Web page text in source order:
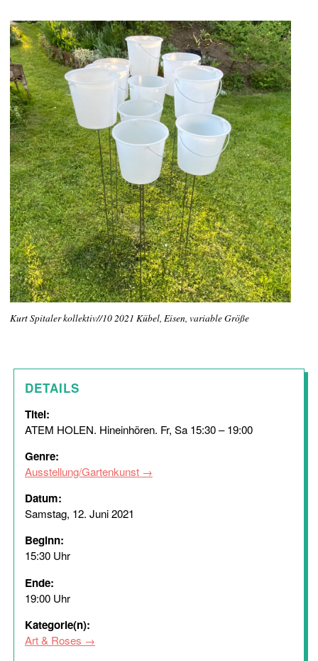
Kurt Spitaler kollektiv//10 2021 Kübel, Eisen, variable Größe
DETAILS
Titel:
ATEM HOLEN. Hineinhören. Fr, Sa 15:30 – 19:00
Genre:
Ausstellung/Gartenkunst
Datum:
Samstag, 12. Juni 2021
Beginn:
15:30 Uhr
Ende:
19:00 Uhr
Kategorie(n):
Art & Roses